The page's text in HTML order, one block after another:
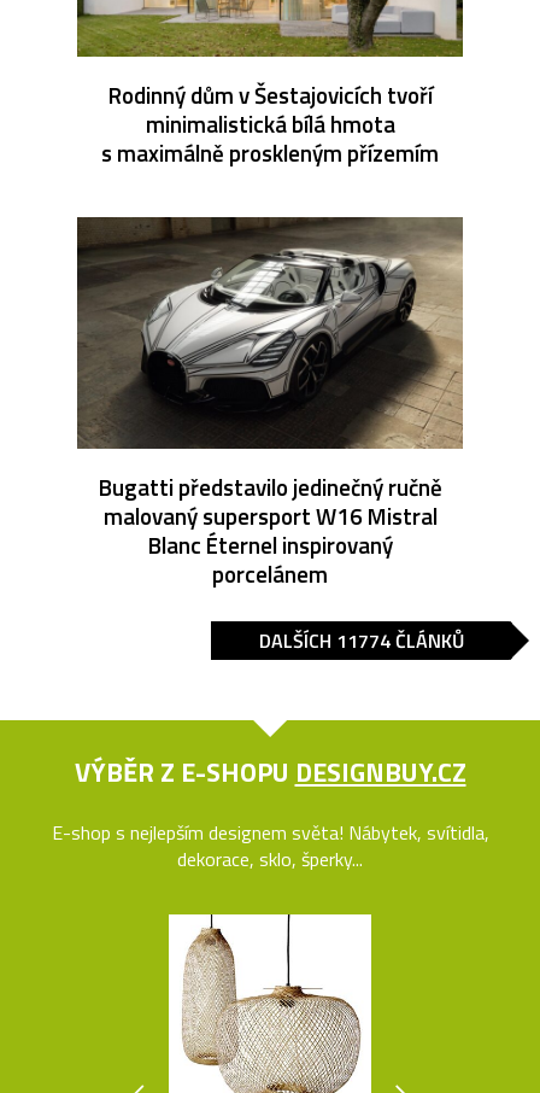
Rodinný dům v Šestajovicích tvoří
minimalistická bílá hmota
s maximálně proskleným přízemím
Bugatti představilo jedinečný ručně
malovaný supersport W16 Mistral
Blanc Éternel inspirovaný
porcelánem
DALŠÍCH 11774 ČLÁNKŮ
VÝBĚR Z E-SHOPU DESIGNBUY.CZ
E-shop s nejlepším designem světa! Nábytek, svítidla,
dekorace, sklo, šperky...